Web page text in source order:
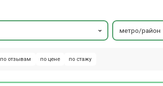
метро/район
по отзывам по цене по стажу